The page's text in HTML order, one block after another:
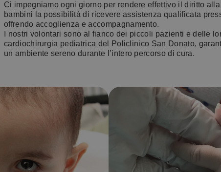
Ci impegniamo ogni giorno per rendere effettivo il diritto
bambini la possibilità di ricevere assistenza qualificata
offrendo accoglienza e accompagnamento.
I nostri volontari sono al fianco dei piccoli pazienti e delle
cardiochirurgia pediatrica del Policlinico San Donato,
un ambiente sereno durante l’intero percorso di cura.